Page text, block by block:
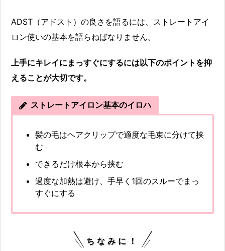
ADST（アドスト）の良さを語るには、ストレートアイ
ロン使いの基本を語らねばなりません。
上手にキレイにまっすぐにするには以下のポイントを抑
えることが大切です。
ストレートアイロン基本のイロハ
髪の毛はヘアクリップで適度な毛束に分けて挟
む
できるだけ根本から挟む
過度な加熱は避け、手早く1回のスルーでまっ
すぐにする
ちなみに！